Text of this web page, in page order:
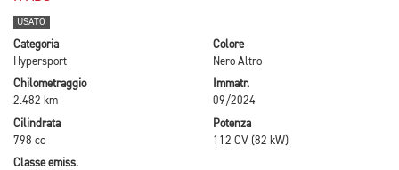
USATO
Categoria
Hypersport
Colore
Nero Altro
Chilometraggio
2.482 km
Immatr.
09/2024
Cilindrata
798 cc
Potenza
112 CV (82 kW)
Classe emiss.